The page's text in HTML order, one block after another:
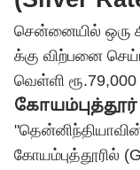
சென்னையில் ஒரு
க்கு விற்பனை
வெள்ளி ரூ.79,000
கோயம்புத்தூர்
கோயம்புத்தூரில்